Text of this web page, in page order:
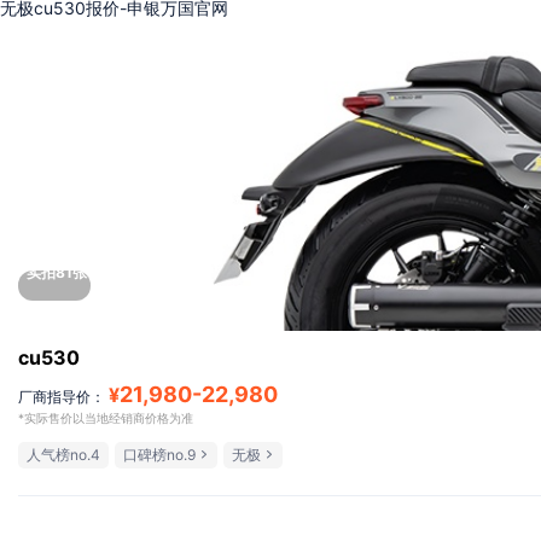
无极cu530报价-申银万国官网
实拍81张
cu530
厂商指导价： ¥21,980-22,980
*实际售价以当地经销商价格为准
人气榜no.4 口碑榜no.9 无极